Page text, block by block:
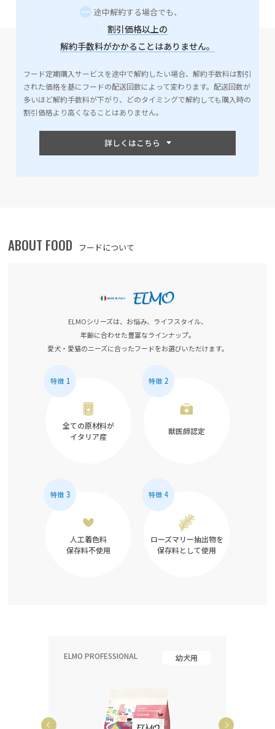
途中解約する場合でも、
割引価格以上の
解約手数料がかかることはありません。
フード定期購入サービスを途中で解約したい場合、解約手数料は割引
された価格を基にフードの配送回数によって変わります。配送回数が
多いほど解約手数料が下がり、どのタイミングで解約しても購入時の
割引価格より高くなることはありません。
ABOUT FOOD フードについて
ELMOシリーズは、お悩み、ライフスタイル、
年齢に合わせた豊富なラインナップ。
愛犬・愛猫のニーズに合ったフードをお選びいただけます。
全ての原材料が
イタリア産
獣医師認定
人工着色料
保存料不使用
ローズマリー抽出物を
保存料として使用
ELMO PROFESSIONAL 幼犬用